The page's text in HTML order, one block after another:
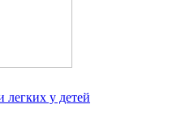
легких у детей